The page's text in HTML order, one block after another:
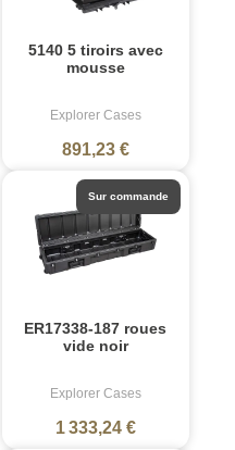
5140 5 tiroirs avec
mousse
Explorer Cases
891,23 €
ER17338-187 roues
vide noir
Explorer Cases
1 333,24 €
Sur commande